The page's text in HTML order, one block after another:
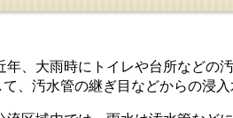
、大雨時にトイレや台所などの
て、汚水管の継ぎ目などからの浸